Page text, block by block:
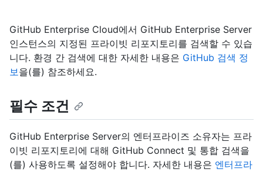
GitHub Enterprise Cloud에서 GitHub Enterprise Server
인스턴스의 지정된 프라이빗 리포지토리를 검색할 수 있습
니다. 환경 간 검색에 대한 자세한 내용은 GitHub 검색 정
보을(를) 참조하세요.
필수 조건
GitHub Enterprise Server의 엔터프라이즈 소유자는 프라
이빗 리포지토리에 대해 GitHub Connect 및 통합 검색을
(를) 사용하도록 설정해야 합니다. 자세한 내용은 엔터프라